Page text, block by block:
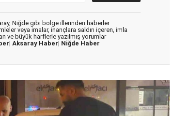
Niğde gibi bölge illerinden haberler
veya imalar, inançlara saldırı içeren, imla
ve büyük harflerle yazılmış yorumlar
Aksaray Haber| Niğde Haber